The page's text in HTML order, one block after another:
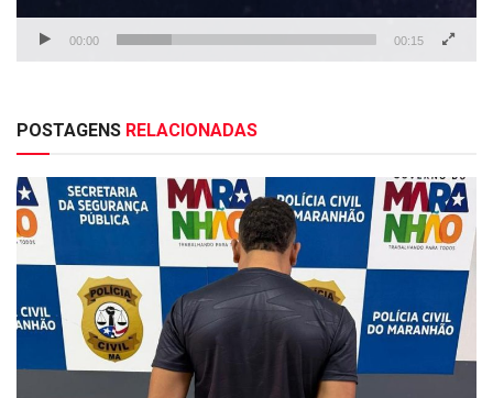
00:00 00:15
POSTAGENS RELACIONADAS